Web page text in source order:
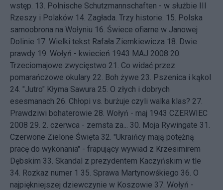
wstęp. 13. Polnische Schutzmannschaften - w służbie III
Rzeszy i Polaków 14. Zagłada. Trzy historie. 15. Polska
samoobrona na Wołyniu 16. Świece ofiarne w Janowej
Dolinie 17. Wielki tekst Rafała Ziemkiewicza 18. Dwie
prawdy 19. Wołyń - kwiecień 1943 MAJ 2008 20.
Trzeciomajowe zwycięstwo 21. Co widać przez
pomarańczowe okulary 22. Boh żywe 23. Pszenica i kąkol
24. "Jutro" Kłyma Sawura 25. O złych i dobrych
esesmanach 26. Chłopi vs. burżuje czyli walka klas? 27.
Prawdziwi bohaterowie 28. Wołyń - maj 1943 CZERWIEC
2008 29. 2. czerwca - zemsta za... 30. Moja Rywingate 31.
Czerwone Zielone Święta 32. "Ukraińcy mają potężną
pracę do wykonania" - frapujący wywiad z Krzesimirem
Dębskim 33. Skandal z prezydentem Kaczyńskim w tle
34. Rozkaz numer 1 35. Sprawa Martynowśkiego 36. O
najpiękniejszej dziewczynie w Koszowie 37. Wołyń -